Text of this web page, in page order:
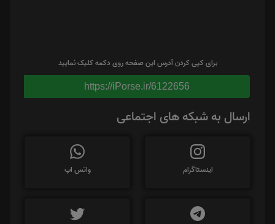
برای کپی کردن آدرس این صفحه روی دکمه کلیک نمایید
https://iPorse.ir/6122656
ارسال به شبکه های اجتماعی
اینستاگرام واتس اپ